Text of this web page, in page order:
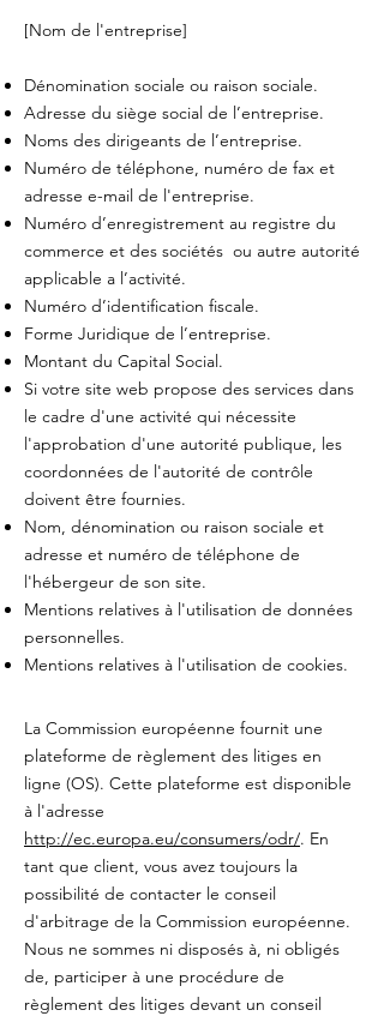
[Nom de l'entreprise]
Dénomination sociale ou raison sociale.
Adresse du siège social de l’entreprise.
Noms des dirigeants de l’entreprise.
Numéro de téléphone, numéro de fax et
adresse e-mail de l'entreprise.
Numéro d’enregistrement au registre du
commerce et des sociétés ou autre autorité
applicable a l’activité.
Numéro d’identification fiscale.
Forme Juridique de l’entreprise.
Montant du Capital Social.
Si votre site web propose des services dans
le cadre d'une activité qui nécessite
l'approbation d'une autorité publique, les
coordonnées de l'autorité de contrôle
doivent être fournies. ​​​
Nom, dénomination ou raison sociale et
adresse et numéro de téléphone de
l'hébergeur de son site.
Mentions relatives à l'utilisation de données
personnelles.
Mentions relatives à l'utilisation de cookies.
La Commission européenne fournit une
plateforme de règlement des litiges en
ligne (OS). Cette plateforme est disponible
à l'adresse
http://ec.europa.eu/consumers/odr/. En
tant que client, vous avez toujours la
possibilité de contacter le conseil
d'arbitrage de la Commission européenne.
Nous ne sommes ni disposés à, ni obligés
de, participer à une procédure de
règlement des litiges devant un conseil